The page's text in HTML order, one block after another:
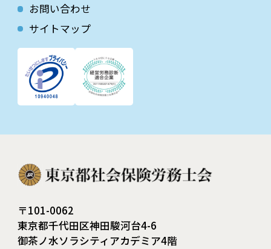
お問い合わせ
サイトマップ
〒101-0062
東京都千代田区神田駿河台4-6
御茶ノ水ソラシティアカデミア4階